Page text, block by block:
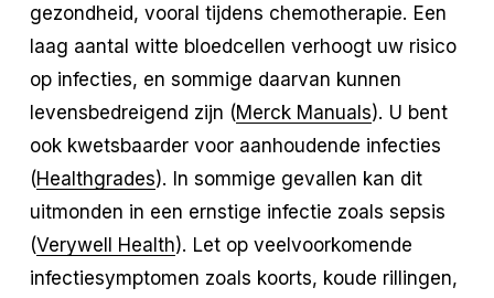
gezondheid, vooral tijdens chemotherapie. Een
laag aantal witte bloedcellen verhoogt uw risico
op infecties, en sommige daarvan kunnen
levensbedreigend zijn (Merck Manuals). U bent
ook kwetsbaarder voor aanhoudende infecties
(Healthgrades). In sommige gevallen kan dit
uitmonden in een ernstige infectie zoals sepsis
(Verywell Health). Let op veelvoorkomende
infectiesymptomen zoals koorts, koude rillingen,